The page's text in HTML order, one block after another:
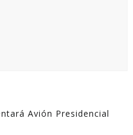
Avión Presidencial